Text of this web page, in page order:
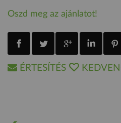
Oszd meg az ajánlatot!
ÉRTESÍTÉS